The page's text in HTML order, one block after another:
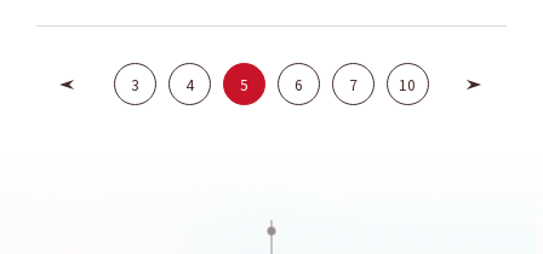
3 4 5 6 7 10